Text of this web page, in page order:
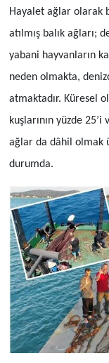
Hayalet ağlar olarak
atılmış balık ağları;
yabani hayvanların
neden olmakta,
atmaktadır. Küresel
kuşlarının yüzde
ağlar da dâhil olmak
durumda.